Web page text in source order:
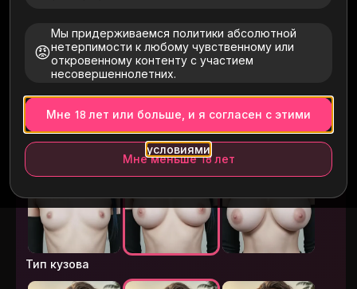
😡
Мы придерживаемся политики абсолютной
нетерпимости к любому чувственному или
откровенному контенту с участием
несовершеннолетних.
Мне 18 лет или больше, и я согласен с этими
условиями
Мне меньше 18 лет
Нажмите здесь, чтобы выбрать файл
Загружайте только изображения себя или тех, кто
дал явное согласие. Должно быть 18+. Удалено в
Размер груди
Тип кузова